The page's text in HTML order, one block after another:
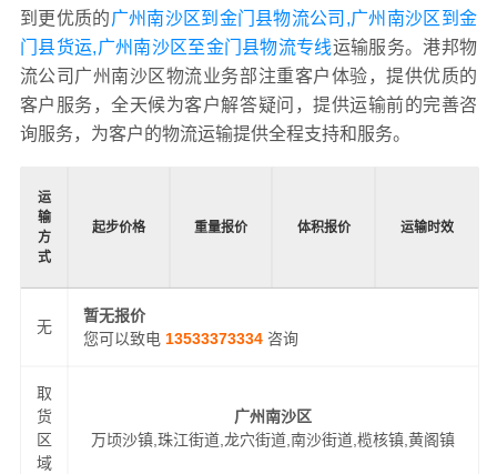
到更优质的广州南沙区到金门县物流公司,广州南沙区到金
门县货运,广州南沙区至金门县物流专线运输服务。港邦物
流公司广州南沙区物流业务部注重客户体验，提供优质的
客户服务，全天候为客户解答疑问，提供运输前的完善咨
询服务，为客户的物流运输提供全程支持和服务。
运
输
方
式
起步价格 重量报价 体积报价 运输时效
无
暂无报价
您可以致电 13533373334 咨询
取
货
区
域
广州南沙区
万顷沙镇,珠江街道,龙穴街道,南沙街道,榄核镇,黄阁镇